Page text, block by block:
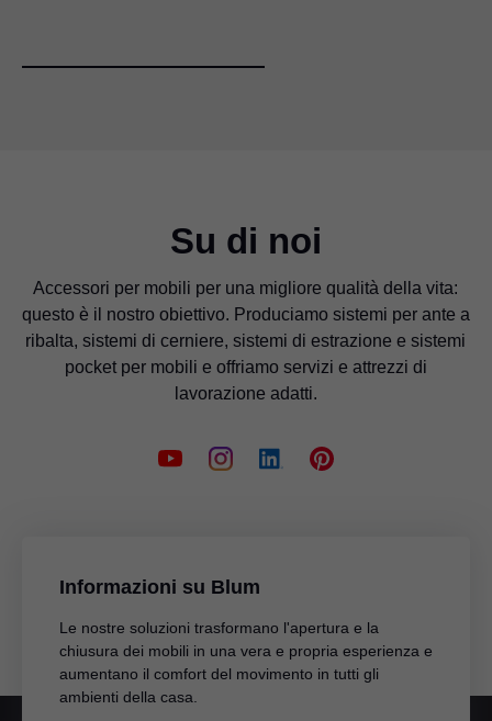
Su di noi
Accessori per mobili per una migliore qualità della vita:
questo è il nostro obiettivo. Produciamo sistemi per ante a
ribalta, sistemi di cerniere, sistemi di estrazione e sistemi
pocket per mobili e offriamo servizi e attrezzi di
lavorazione adatti.
Informazioni su Blum
Le nostre soluzioni trasformano l'apertura e la
chiusura dei mobili in una vera e propria esperienza e
aumentano il comfort del movimento in tutti gli
ambienti della casa.